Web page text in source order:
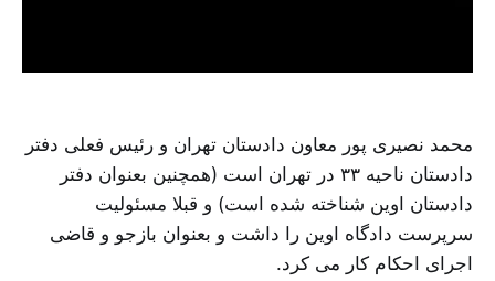
محمد نصیری پور معاون دادستان تهران و رئیس فعلی دفتر
دادستان ناحیه ۳۳ در تهران است (همچنین بعنوان دفتر
دادستان اوین شناخته شده است) و قبلا مسئولیت
سرپرست دادگاه اوین را داشت و بعنوان بازجو و قاضی
اجرای احکام کار می کرد.